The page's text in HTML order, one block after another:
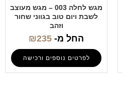
מגש לחלה 003 – מגש מעוצב
לשבת ויום טוב בגווני שחור
וזהב
החל מ- ₪235
לפרטים נוספים ורכישה